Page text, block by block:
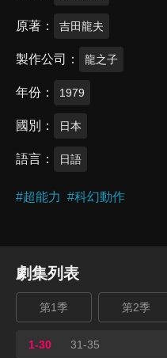
原著 吉田龍夫
製作公司 龍之子
年份 1979
國別 日本
語言 日語
#超能力 #科幻動作
劇集列表
第1季 第2季
1-30 31-35